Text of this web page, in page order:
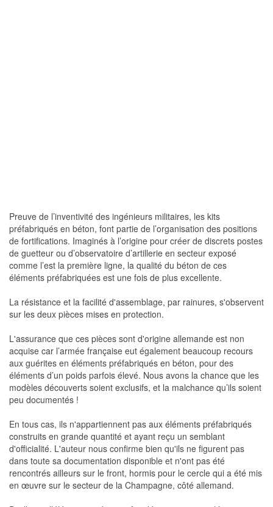
Preuve de l’inventivité des ingénieurs militaires, les kits
préfabriqués en béton, font partie de l’organisation des positions
de fortifications. Imaginés à l’origine pour créer de discrets postes
de guetteur ou d’observatoire d’artillerie en secteur exposé
comme l’est la première ligne, la qualité du béton de ces
éléments préfabriquées est une fois de plus excellente.
La résistance et la facilité d'assemblage, par rainures, s'observent
sur les deux pièces mises en protection.
L'assurance que ces pièces sont d'origine allemande est non
acquise car l’armée française eut également beaucoup recours
aux guérites en éléments préfabriqués en béton, pour des
éléments d’un poids parfois élevé. Nous avons la chance que les
modèles découverts soient exclusifs, et la malchance qu’ils soient
peu documentés !
En tous cas, ils n'appartiennent pas aux éléments préfabriqués
construits en grande quantité et ayant reçu un semblant
d'officialité. L'auteur nous confirme bien qu'ils ne figurent pas
dans toute sa documentation disponible et n'ont pas été
rencontrés ailleurs sur le front, hormis pour le cercle qui a été mis
en œuvre sur le secteur de la Champagne, côté allemand.